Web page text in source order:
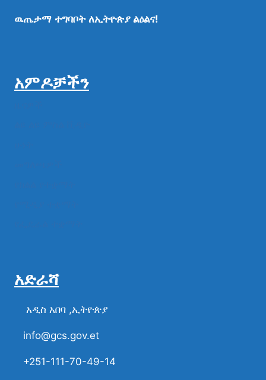
ዉጤታማ ተግባቦት ለኢትዮጵያ ልዕልና!
አምዶቻችን
አድራሻ
አዲስ አበባ ,ኢትዮጵያ
info@gcs.gov.et
+251-111-70-49-14